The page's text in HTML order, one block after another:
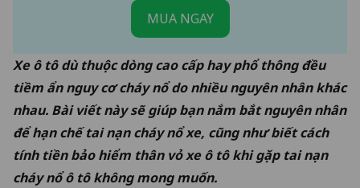
MUA NGAY
Xe ô tô dù thuộc dòng cao cấp hay phổ thông đều
tiềm ẩn nguy cơ cháy nổ do nhiều nguyên nhân khác
nhau. Bài viết này sẽ giúp bạn nắm bắt nguyên nhân
để hạn chế tai nạn cháy nổ xe, cũng như biếtcách
tính tiền bảo hiểm thân vỏ xe ô tôkhi gặp tai nạn
cháy nổ ô tô không mong muốn.